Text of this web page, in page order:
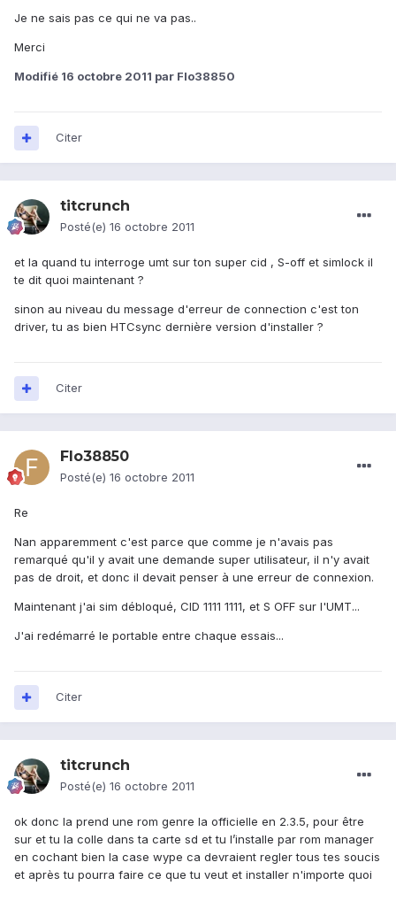
Je ne sais pas ce qui ne va pas..
Merci
Modifié 16 octobre 2011 par Flo38850
Citer
titcrunch
Posté(e) 16 octobre 2011
et la quand tu interroge umt sur ton super cid , S-off et simlock il
te dit quoi maintenant ?
sinon au niveau du message d'erreur de connection c'est ton
driver, tu as bien HTCsync dernière version d'installer ?
Citer
Flo38850
Posté(e) 16 octobre 2011
Re
Nan apparemment c'est parce que comme je n'avais pas
remarqué qu'il y avait une demande super utilisateur, il n'y avait
pas de droit, et donc il devait penser à une erreur de connexion.
Maintenant j'ai sim débloqué, CID 1111 1111, et S OFF sur l'UMT...
J'ai redémarré le portable entre chaque essais...
Citer
titcrunch
Posté(e) 16 octobre 2011
ok donc la prend une rom genre la officielle en 2.3.5, pour être
sur et tu la colle dans ta carte sd et tu l’installe par rom manager
en cochant bien la case wype ca devraient regler tous tes soucis
et après tu pourra faire ce que tu veut et installer n'importe quoi